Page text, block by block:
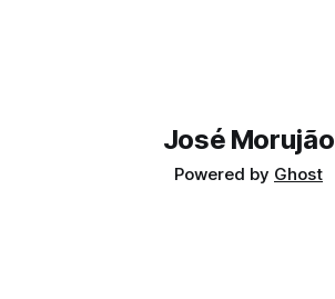
José Morujão
Powered by Ghost